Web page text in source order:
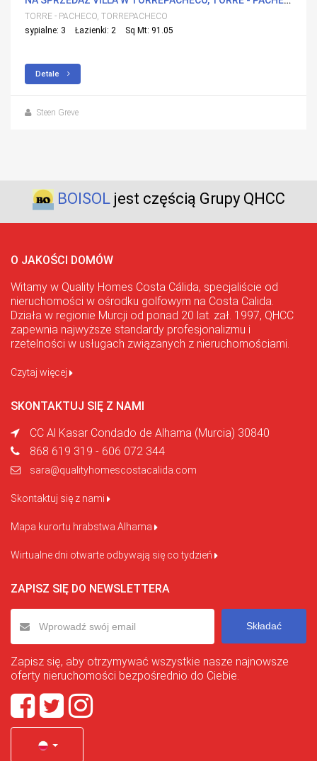
TORRE - PACHECO, TORREPACHECO
sypialne: 3
Łazienki: 2 Sq Mt: 91.05
Detale
Steen Greve
BOISOLjest częścią Grupy QHCC
O JAKOŚCI DOMÓW
Witamy w Quality Homes Costa Cálida, specjaliście od
nieruchomości w ośrodku golfowym na Costa Calida.
Działa w regionie Murcji od ponad 20 lat. zał. 1997, QHCC
zapewnia najwyższe standardy profesjonalizmu i
rzetelności w usługach związanych z nieruchomościami.
Czytaj więcej
SKONTAKTUJ SIĘ Z NAMI
CC Al Kasar Condado de Alhama (Murcia) 30840
868 619 319 - 606 072 344
sara@qualityhomescostacalida.com
Skontaktuj się z nami
Mapa kurortu hrabstwa Alhama
Wirtualne dni otwarte odbywają się co tydzień
ZAPISZ SIĘ DO NEWSLETTERA
Składać
Zapisz się, aby otrzymywać wszystkie nasze najnowsze
oferty nieruchomości bezpośrednio do Ciebie.